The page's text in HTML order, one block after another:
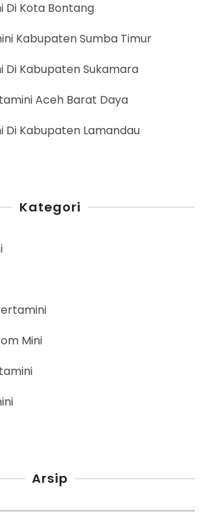
Di Kota Bontang
Kabupaten Sumba Timur
Di Kabupaten Sukamara
Aceh Barat Daya
Di Kabupaten Lamandau
Kategori
Mini
Arsip